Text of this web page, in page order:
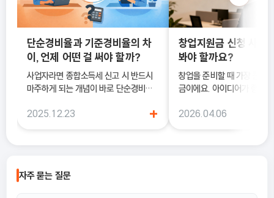
단순경비율과 기준경비율의 차
이, 언제 어떤 걸 써야 할까?
사업자라면 종합소득세 신고 시 반드시
마주하게 되는 개념이 바로 단순경비율
에서는 이 두 가지의 차이를 정확히 이해
경비율의 개념부터, 어떤 경우에 어떤 방
2025.12.23 +
창업지원금 신청 사이
봐야 할까요?
창업을 준비할 때 가장 큰 고
금이에요. 아이디어가 좋아
이럴 때 도움이 되는 것이 바
2026.04.06
자주 묻는 질문